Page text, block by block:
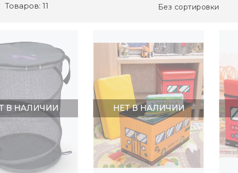
Товаров: 11 Без сортировки
В НАЛИЧИИ НЕТ В НАЛИЧИИ